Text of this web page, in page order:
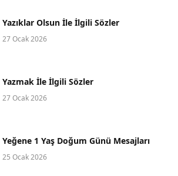
Yazıklar Olsun İle İlgili Sözler
27 Ocak 2026
Yazmak İle İlgili Sözler
27 Ocak 2026
Yeğene 1 Yaş Doğum Günü Mesajları
25 Ocak 2026